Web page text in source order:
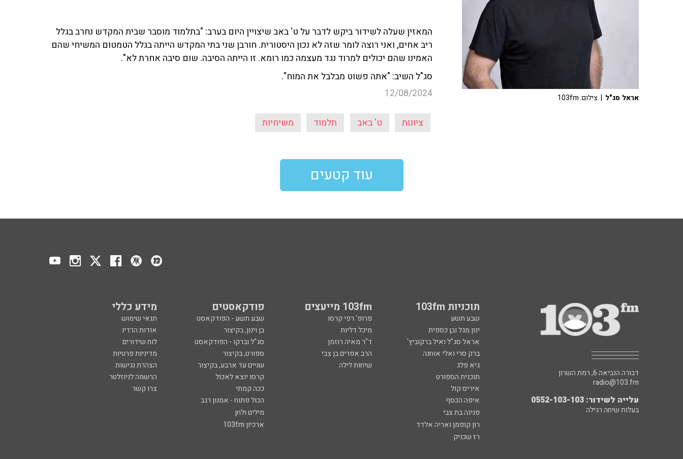
המאזין שעלה לשידור ביקש לדבר על ט' באב שיצויין היום בערב: "בתלמוד מוסבר שבית המקדש נחרב בגלל
ריב אחים, ואני רוצה לומר שזה לא נכון היסטורית. חורבן שני בתי המקדש הייתה בגלל הטמטום המשיחי שהם
האמינו שהם יכולים למרוד נגד מעצמה כמו רומא. זו הייתה הסיבה. שום סיבה אחרת לא".
סג"ל השיב: "אתה פשוט מבלבל את המוח".
12/08/2024
ציונות ט' באב תלמוד משיחיות
אראל סג"ל | צילום: 103fm
עוד קטעים
תוכניות 103fm 103fm מייעצים פודקאסטים מידע כללי
שבע תשע פרופ' רפי קרסו שבע תשע - הפודקאסט
תנאי שימוש
ינון מגל ובן כספית
מיכל דליות בן וינון, בקיצור
אודות הרדיו
אראל סג"ל ואיל ברקוביץ'
ד"ר מאיה רוזמן סג"ל וברקו - הפודקאסט
לוח שידורים
ברק סרי ואלי אוחנה
הרב אפרים בן צבי ספורט, בקיצור
מדיניות פרטיות
גיא פלג
שיחות לילה שניים עד ארבע, בקיצור
הצהרת נגישות
תוכנית הספורט
קרסו יוצא לאכול
הרשמה לניוזלטר
איריס קול
ככה קמתי
צרו קשר
איפה הכסף
הכול פתוח - אמנון רגב
פנינה בת צבי
מילים ולחן
רון קופמן ואריה אלדד
ארכיון 103fm
רז שכניק
דבורה הנביאה 6, רמת השרון
radio@103.fm
עלייה לשידור: 0552-103-103
בעלות שיחה רגילה